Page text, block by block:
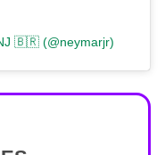
🇧🇷 (@neymarjr)